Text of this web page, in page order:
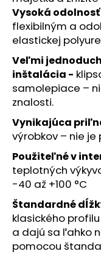
Vysoká
flexibilným a
elastickej
Veľmi
inštalácia - k
samolepiace –
znalosti.
Vynikajúca
výrobkov – nie
Použiteľné v
teplotných
-40 až +100 °C
Štandardné
klasického
a dajú sa ľahko
pomocou
O
d
p
o
r
ú
č
a
m
e
KÔŠ
OKRÚHLY
35
L
€184,50